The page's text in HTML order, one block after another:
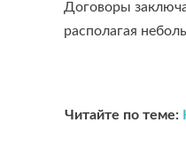
Договоры
располагая
Читайте по теме: